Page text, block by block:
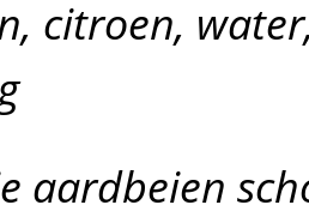
citroen,
aardbeien